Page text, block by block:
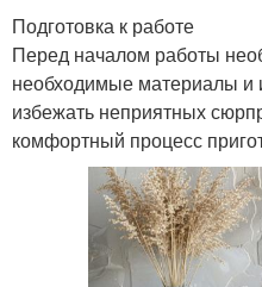
Подготовка к работе
Перед началом работы
необходимые материалы и
избежать неприятных
комфортный процесс